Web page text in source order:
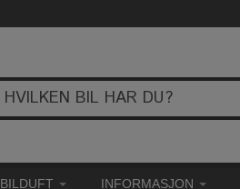
BILDUFT INFORMASJON